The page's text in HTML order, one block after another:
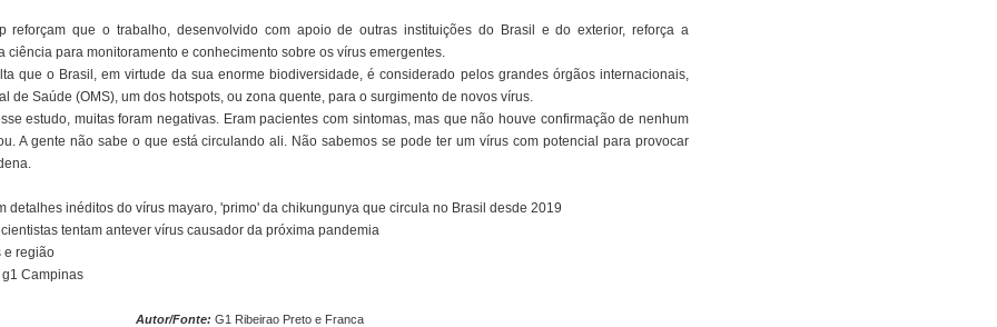
reforçam que o trabalho, desenvolvido com apoio de outras instituições do Brasil e do exterior, reforça a
ciência para monitoramento e conhecimento sobre os vírus emergentes.
que o Brasil, em virtude da sua enorme biodiversidade, é considerado pelos grandes órgãos internacionais,
de Saúde (OMS), um dos hotspots, ou zona quente, para o surgimento de novos vírus.
estudo, muitas foram negativas. Eram pacientes com sintomas, mas que não houve confirmação de nenhum
A gente não sabe o que está circulando ali. Não sabemos se pode ter um vírus com potencial para provocar
detalhes inéditos do vírus mayaro, 'primo' da chikungunya que circula no Brasil desde 2019
tentam antever vírus causador da próxima pandemia
e região
Campinas
Autor/Fonte: G1 Ribeirao Preto e Franca